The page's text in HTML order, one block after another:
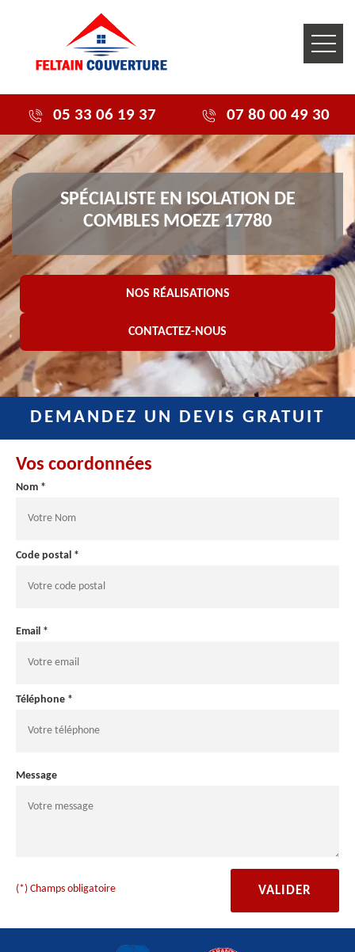
05 33 06 19 37 07 80 00 49 30
SPÉCIALISTE EN ISOLATION DE
COMBLES MOEZE 17780
NOS RÉALISATIONS
CONTACTEZ-NOUS
DEMANDEZ UN DEVIS GRATUIT
Vos coordonnées
Nom *
Code postal *
Email *
Téléphone *
Message
(*) Champs obligatoire